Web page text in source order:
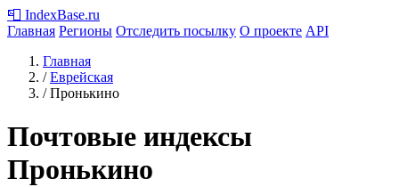
📮 IndexBase.ru
Главная Регионы Отследить посылку О проекте API
Главная
/ Еврейская
/ Пронькино
Почтовые индексы
Пронькино